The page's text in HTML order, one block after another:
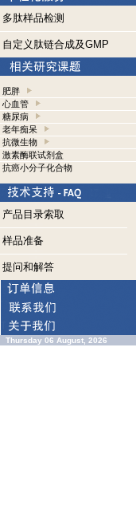
多肽样品检测
自定义肽链合成及GMP
肥胖
心血管
糖尿病
老年痴呆
抗微生物
激素酶联试剂盒
抗癌小分子化合物
产品目录索取
样品准备
提问和解答
Thursday 06 August, 2026